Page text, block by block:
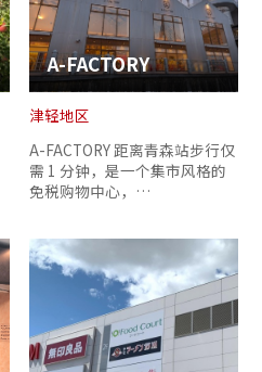
A-FACTORY
津轻地区
A-FACTORY 距离青森站步行仅
需 1 分钟，是一个集市风格的
免税购物中心，…